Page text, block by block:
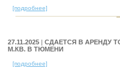
[подробнее]
27.11.2025
СДАЕТСЯ В АРЕНДУ
М.КВ. В ТЮМЕНИ
[подробнее]